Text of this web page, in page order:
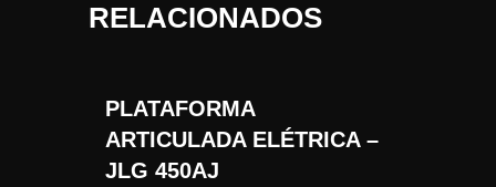
RELACIONADOS
PLATAFORMA
ARTICULADA ELÉTRICA –
JLG 450AJ